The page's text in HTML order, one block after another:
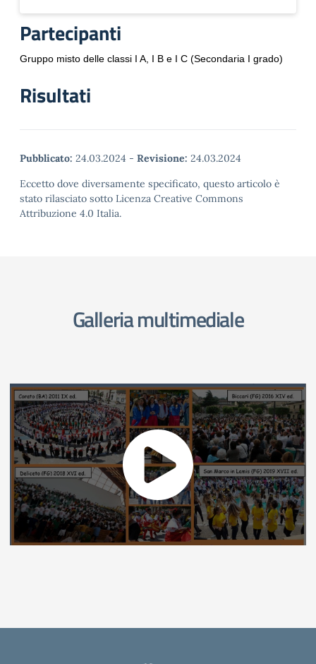
Partecipanti
Gruppo misto delle classi I A, I B e I C (Secondaria I grado)
Risultati
Pubblicato: 24.03.2024 - Revisione: 24.03.2024
Eccetto dove diversamente specificato, questo articolo è
stato rilasciato sotto Licenza Creative Commons
Attribuzione 4.0 Italia.
Galleria multimediale